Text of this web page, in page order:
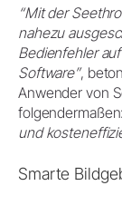
“Mit der
nahezu
Bedienfehler
Software”,
Anwender von
folgendermaßen:
und
Smarte